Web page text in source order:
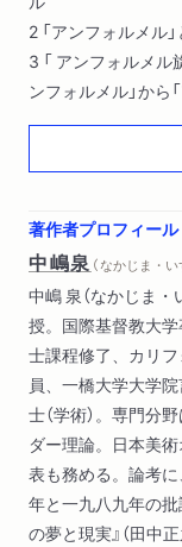
2 「アンフォルメ
3 「 アンフォルメ
ンフォルメル」から
4 日本戦後美術史
第2章 「アンチ・
2 「戦前の父」と「戦後
3 「女らしい」画家
4 批評の再ジェン
5 「アンチ・アク
の可能性
第3章 草間彌生の
に
1 「線」の変遷――「
2 「インフィニテ
著作者プロフィール
中嶋泉 （ なかじま・い
中嶋 泉（なかじま
授。国際基督教大
士課程修了、カリ
員、一橋大学大学
士（学術）。専門分
ダー理論。日本美
表も務める。論考
年と一九八九年の
の夢と現実』（田中